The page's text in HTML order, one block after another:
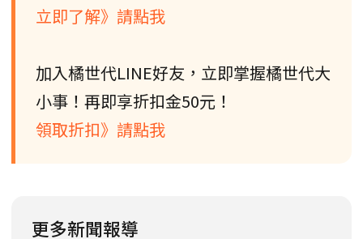
立即了解》請點我
加入橘世代LINE好友，立即掌握橘世代大
小事！再即享折扣金50元！
領取折扣》請點我
更多新聞報導